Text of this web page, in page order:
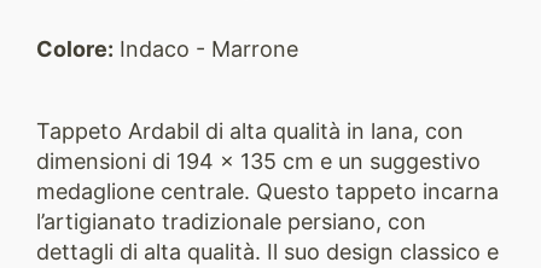
Colore: Indaco - Marrone
Tappeto Ardabil di alta qualità in lana, con
dimensioni di 194 x 135 cm e un suggestivo
medaglione centrale. Questo tappeto incarna
l’artigianato tradizionale persiano, con
dettagli di alta qualità. Il suo design classico e